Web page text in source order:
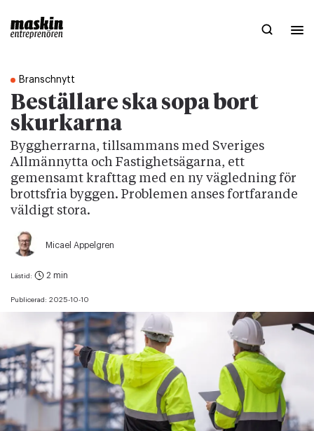
Branschnytt
Beställare ska sopa bort
skurkarna
Byggherrarna, tillsammans med Sveriges
Allmännytta och Fastighetsägarna, ett
gemensamt krafttag med en ny vägledning för
brottsfria byggen. Problemen anses fortfarande
väldigt stora.
Micael Appelgren
Publicerad: 2025-10-10
Lästid: 2 min